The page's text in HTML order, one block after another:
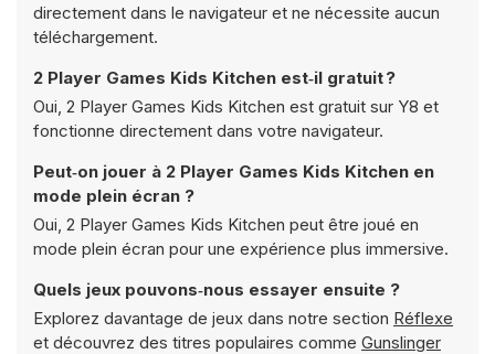
directement dans le navigateur et ne nécessite aucun
téléchargement.
2 Player Games Kids Kitchen est‑il gratuit ?
Oui, 2 Player Games Kids Kitchen est gratuit sur Y8 et
fonctionne directement dans votre navigateur.
Peut‑on jouer à 2 Player Games Kids Kitchen en
mode plein écran ?
Oui, 2 Player Games Kids Kitchen peut être joué en
mode plein écran pour une expérience plus immersive.
Quels jeux pouvons‑nous essayer ensuite ?
Explorez davantage de jeux dans notre section Réflexe
et découvrez des titres populaires comme Gunslinger